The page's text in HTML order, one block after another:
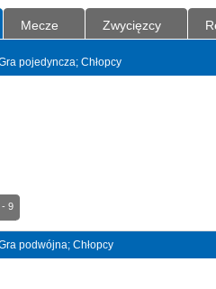
Mecze Zwycięzcy
pojedyncza; Chłopcy
- 9
podwójna; Chłopcy